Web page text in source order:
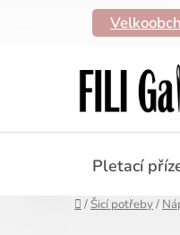
Pletací
Domů
/ Šicí potřeby/